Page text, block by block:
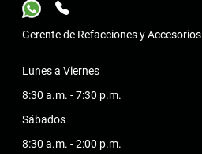
Gerente de Refacciones y Accesorios
Lunes a Viernes
8:30 a.m. - 7:30 p.m.
Sábados
8:30 a.m. - 2:00 p.m.